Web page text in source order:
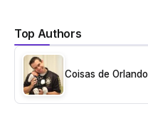
Top Authors
Coisas de Orlando